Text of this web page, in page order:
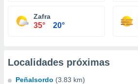
Zafra
35° 20°
Localidades próximas
Peñalsordo (3.83 km)